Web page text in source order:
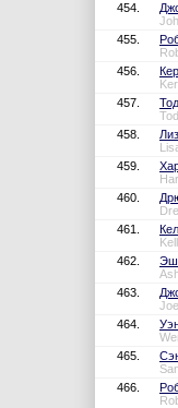
454.
455.
456.
457.
458.
459.
460.
461.
462.
463.
464.
465.
466.